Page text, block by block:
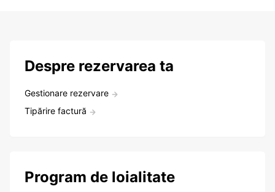
Despre rezervarea ta
Gestionare rezervare
Tipărire factură
Program de loialitate